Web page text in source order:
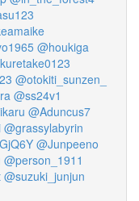
@houkiga
@otokiti_sunzen_
@ss24v1
@Aduncus7
@grassylabyrin
@Junpeeno
@person_1911
@suzuki_junjun